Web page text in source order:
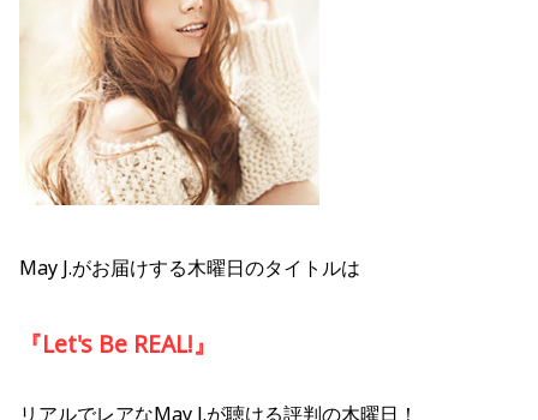
May J.がお届けする木曜日のタイトルは
『Let's Be REAL!』
リアルでレアなMay J.が聴ける評判の木曜日！